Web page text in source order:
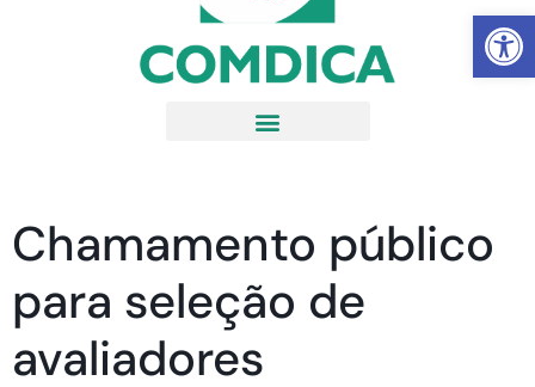
Abrir
Chamamento público
para seleção de
avaliadores